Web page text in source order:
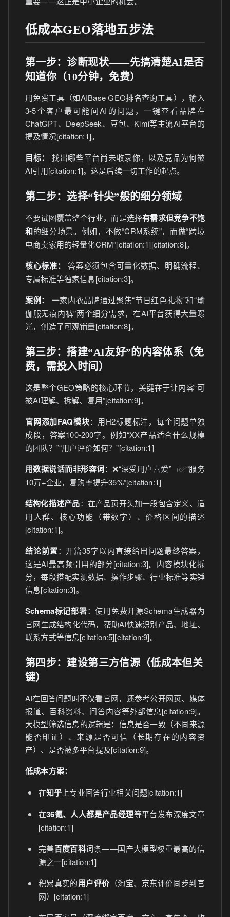
低成本GEO落地五步法
第一步：诊断现状——先搞清楚AI是否
知道你（10分钟，免费）
用免费工具（如AIBase GEO排名查询工具），输入
3-5个客户最可能问AI的问题，一键查看品牌在
ChatGPT、DeepSeek、豆包、Kimi等主流AI平台的
提及情况[citation:1]。
目标：
找出哪些平台尚未收录你，以及竞品为何被
AI引用[citation:1]。这是后续一切工作的起点。
第二步：选择“针尖”般的细分领域
不要试图覆盖整个行业，而是选择有需求但竞争不饱
和的细分场景。例如，不做“CRM系统”，而做“跨境
电商卖家用的轻量化CRM”[citation:1][citation:8]。
核心标准：
答案必须包含可量化数据、明确流程、
专属标准等独家信息[citation:3]。
案例：
一家内衣品牌通过聚焦“节日红色礼物”和“瑜
伽服无痕内裤”两个细分需求，在AI平台获得大量曝
光，创造了可观销量[citation:8]。
第三步：搭建“AI友好”的内容体系（免
费，需投入时间）
这是整个GEO策略的核心环节，关键在于让内容“可
被AI理解、拆解、复用”[citation:9]。
官网添加FAQ模块：用H2标题标注，每个问题单独
成段，答案100-200字。例如“XX产品适合什么规模
的团队？”“用户评价如何？”[citation:1]
用数据说话而非形容词：❌“深受用户喜爱”→✅“服务
10万+企业，复购率提升35%”[citation:1]
结构化描述产品：在产品页开头加一段包含定义、适
用人群、核心功能（带数字）、价格区间的描述
[citation:1]。
结论前置：开篇35字以内直接给出问题最终答案，
这是AI最高频引用的部分[citation:3]。内容模块化拆
分，每段搭配实测数据、操作步骤、行业标准等实锤
信息[citation:3]。
Schema标记部署：使用免费开源Schema生成器为
官网生成结构化代码，帮助AI快速识别产品、地址、
联系方式等信息[citation:5][citation:9]。
第四步：建设第三方信源（低成本但关
键）
AI在回答问题时不仅看官网，还参考公开网页、媒体
报道、百科资料、问答内容等外部信息[citation:9]。
大模型筛选信息的逻辑是：信息是否一致（不同来源
能否印证）、来源是否可信（长期存在的内容资
产）、是否被多平台提及[citation:9]。
低成本方案：
在知乎 上专业回答行业相关问题[citation:1]
在36氪、人人都是产品经理等平台发布深度文章
[citation:1]
完善百度百科词条——国产大模型权重最高的信
源之一[citation:1]
积累真实的用户评价（淘宝、京东评价同步到官
网）[citation:1]